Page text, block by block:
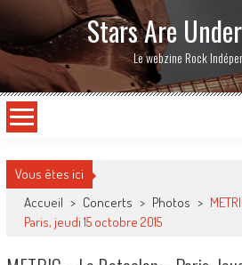
Stars Are
Le webzine Rock
Vous êtes ici
Accueil > Concerts > Photos >
Paris, jeudi 15 octobre 2015